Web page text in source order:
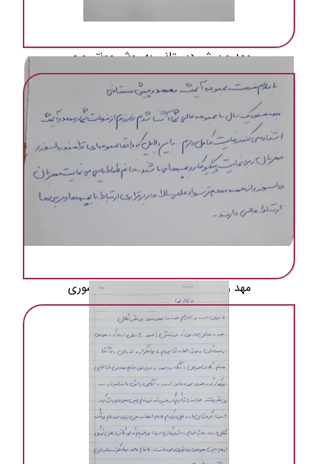
مهد و پیش دبستانی به روش مونتسوری
مهد و پیش دبستانی به روش مونتسوری